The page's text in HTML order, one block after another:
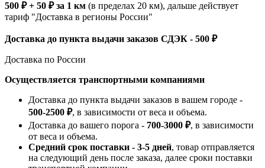
500 ₽ + 50 ₽ за 1 км (в пределах 20 км), дальше действует
тариф "Доставка в регионы России"
Доставка до пункта выдачи заказов СДЭК - 500 ₽
Доставка по России
Осуществляется транспортными компаниями
Доставка до пункта выдачи заказов в вашем городе -
500-2500 ₽, в зависимости от веса и объема.
Доставка до вашего порога - 700-3000 ₽, в зависимости
от веса и объема.
Средний срок поставки - 3-5 дней, товар отправляется
на следующий день после заказа, далее сроки поставки